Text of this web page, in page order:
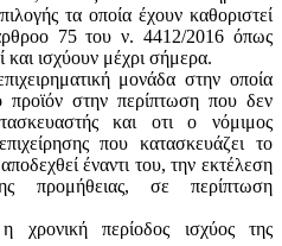
τα οποία έχουν καθοριστεί
75 του ν. 4412/2016 όπως
και ισχύουν μέχρι σήμερα.
μονάδα στην οποία
προϊόν στην περίπτωση που δεν
και oτι ο νόμιμος
που κατασκευάζει το
έναντι του, την εκτέλεση
προμήθειας, σε περίπτωση
χρονική περίοδος ισχύος της